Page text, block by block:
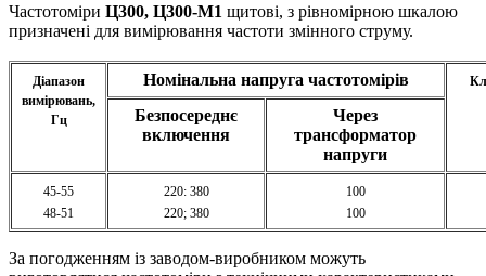
Частотоміри Ц300, Ц300-М1 щитові, з рівномірною шкалою
призначені для вимірювання частоти змінного струму.
Діапазон
вимірювань,
Гц
Номінальна напруга частотомірів
Безпосереднє
включення
Через
трансформатор
напруги
45-55
48-51
220: 380
220; 380
100
100
За погодженням із заводом-виробником можуть